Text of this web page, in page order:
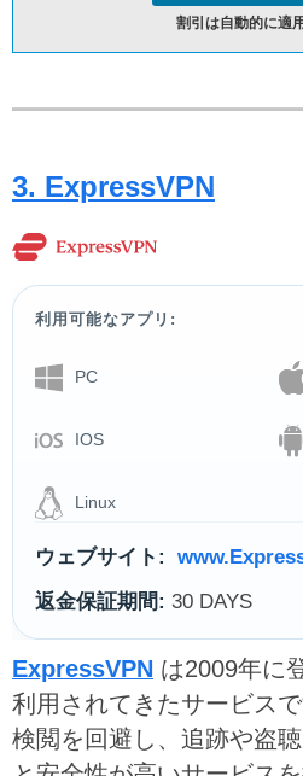
割引は自動的に適
3. ExpressVPN
利用可能なアプリ:
PC
IOS
Linux
ウェブサイト:
返金保証期間: 30 DAYS
ExpressVPN は2009年に
利用されてきたサービス
検閲を回避し、追跡や盗